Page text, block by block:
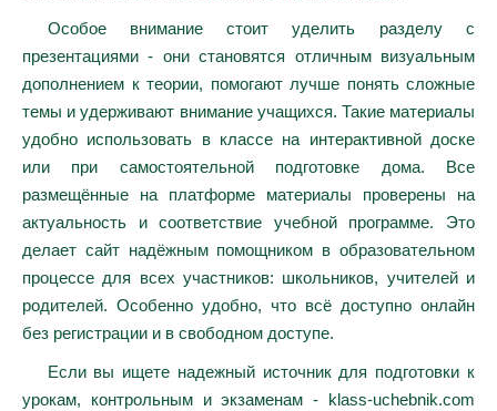
Особое внимание стоит уделить разделу с
презентациями - они становятся отличным визуальным
дополнением к теории, помогают лучше понять сложные
темы и удерживают внимание учащихся. Такие материалы
удобно использовать в классе на интерактивной доске
или при самостоятельной подготовке дома. Все
размещённые на платформе материалы проверены на
актуальность и соответствие учебной программе. Это
делает сайт надёжным помощником в образовательном
процессе для всех участников: школьников, учителей и
родителей. Особенно удобно, что всё доступно онлайн
без регистрации и в свободном доступе.
Если вы ищете надежный источник для подготовки к
урокам, контрольным и экзаменам - klass-uchebnik.com